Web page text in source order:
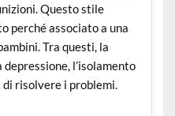
Questo stile
perché associato a una
Tra questi, la
depressione, l’isolamento
risolvere i problemi.